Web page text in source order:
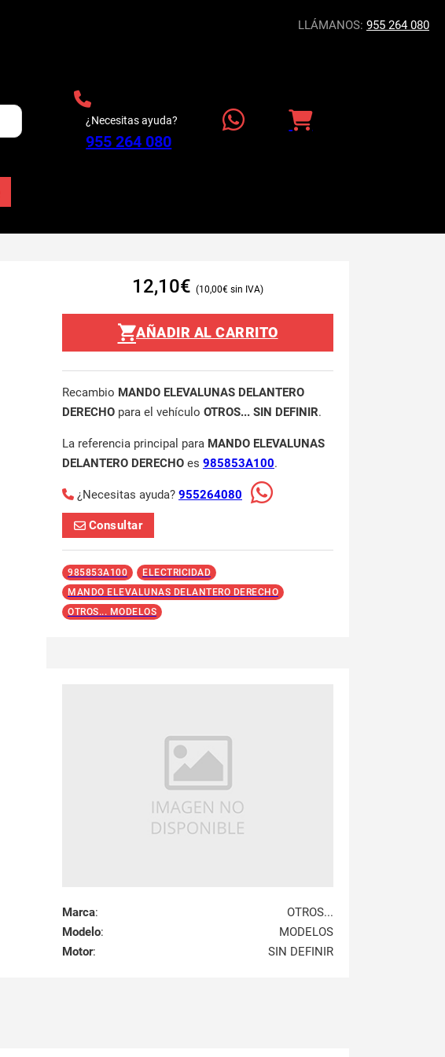
LLÁMANOS: 955 264 080
¿Necesitas ayuda?
955 264 080
12,10€ 10,00€
AÑADIR AL CARRITO
Recambio MANDO ELEVALUNAS DELANTERO
DERECHO para el vehículo OTROS... SIN DEFINIR.
La referencia principal para MANDO ELEVALUNAS
DELANTERO DERECHO es 985853A100.
¿Necesitas ayuda? 955264080
Consultar
985853A100
ELECTRICIDAD
MANDO ELEVALUNAS DELANTERO DERECHO
OTROS... MODELOS
Marca:
OTROS...
Modelo:
MODELOS
Motor: SIN DEFINIR